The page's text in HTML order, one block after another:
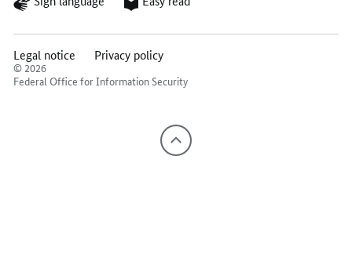
language read
© 2026
Federal Office for Information Security
Legal notice Privacy policy
Back